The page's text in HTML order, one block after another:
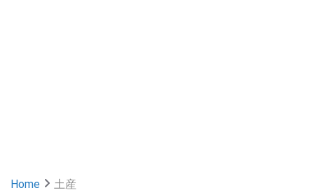
Home 土産